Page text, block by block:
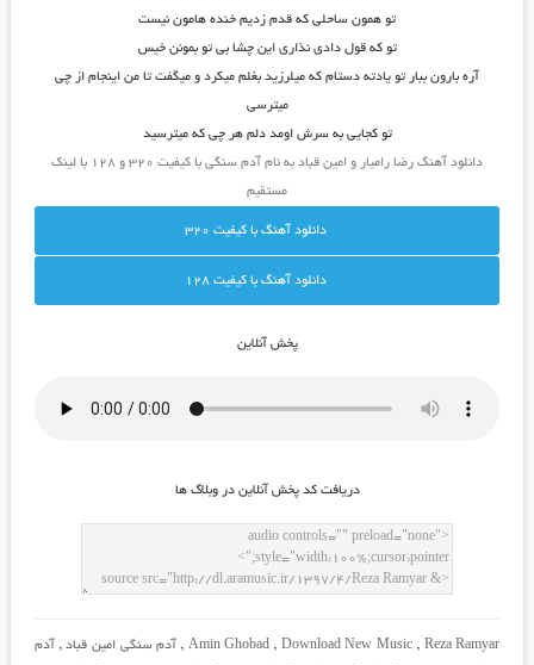
تو همون ساحلی که قدم زدیم خنده هامون نیست
تو که قول دادی نذاری این چشا بی تو بمونن خیس
آره بارون ببار تو یادته دستام که میلرزید بغلم میکرد و میگفت تا من اینجام از چی
میترسی
تو کجایی به سرش اومد دلم هر چی که میترسید
دانلود آهنگ رضا رامیار و امین قباد به نام آدم سنگی با کیفیت ۳۲۰ و ۱۲۸ با لینک
مستقیم
دانلود آهنگ با کيفيت 320
دانلود آهنگ با کيفيت 128
پخش آنلاين
دريافت کد پخش آنلاين در وبلاگ ها
Amin Ghobad , Download New Music , Reza Ramyar
, آدم سنگی امین قباد, آدم